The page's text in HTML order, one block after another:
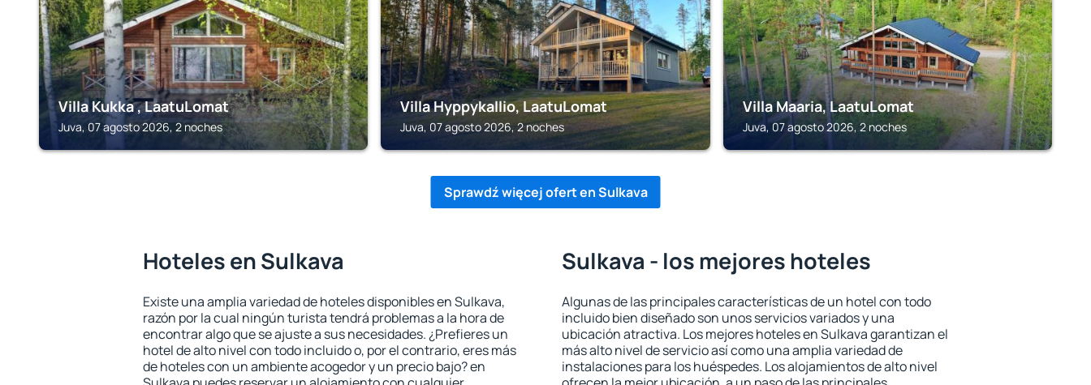
Villa Kukka , LaatuLomat
Juva, 07 agosto 2026, 2 noches
Villa Hyppykallio, LaatuLomat
Juva, 07 agosto 2026, 2 noches
Villa Maaria, LaatuLomat
Juva, 07 agosto 2026, 2 noches
Sprawdź więcej ofert en Sulkava
Hoteles en Sulkava
Existe una amplia variedad de hoteles disponibles en Sulkava,
razón por la cual ningún turista tendrá problemas a la hora de
encontrar algo que se ajuste a sus necesidades. ¿Prefieres un
hotel de alto nivel con todo incluido o, por el contrario, eres más
de hoteles con un ambiente acogedor y un precio bajo? en
Sulkava - los mejores hoteles
Algunas de las principales características de un hotel con todo
incluido bien diseñado son unos servicios variados y una
ubicación atractiva. Los mejores hoteles en Sulkava garantizan el
más alto nivel de servicio así como una amplia variedad de
instalaciones para los huéspedes. Los alojamientos de alto nivel